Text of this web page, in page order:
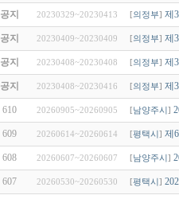
공지 20230329~20230413 [의정부] 제
공지 20230409~20230409 [의정부] 제
공지 20230408~20230408 [의정부] 제
공지 20230408~20230416 [의정부] 제
610 20260905~20260905 [남양주시 ]
609 20260614~20260614 [평택시 ] 제
608 20260607~20260607 [남양주시 ]
607 20260530~20260530 [평택시 ]